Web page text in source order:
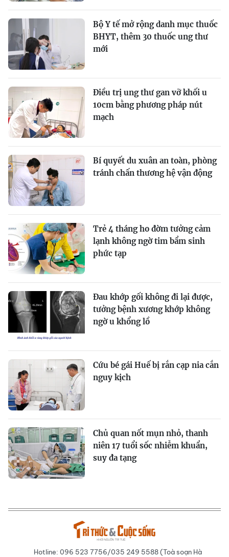
Bộ Y tế mở rộng danh mục thuốc
BHYT, thêm 30 thuốc ung thư
mới
Điều trị ung thư gan vỡ khối u
10cm bằng phương pháp nút
mạch
Bí quyết du xuân an toàn, phòng
tránh chấn thương hệ vận động
Trẻ 4 tháng ho đờm tưởng cảm
lạnh không ngờ tim bẩm sinh
phức tạp
Đau khớp gối không đi lại được,
tưởng bệnh xương khớp không
ngờ u khổng lồ
Cứu bé gái Huế bị rắn cạp nia cắn
nguy kịch
Chủ quan nốt mụn nhỏ, thanh
niên 17 tuổi sốc nhiễm khuẩn,
suy đa tạng
Hotline: 096 523 7756/035 249 5588 (Toà soạn Hà